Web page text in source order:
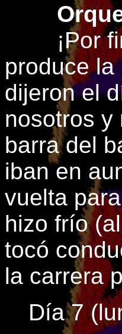
¡Por fin!
produce
dijeron el
nosotros y
barra del
iban en
vuelta
hizo frío
tocó
la carrera
Día 7